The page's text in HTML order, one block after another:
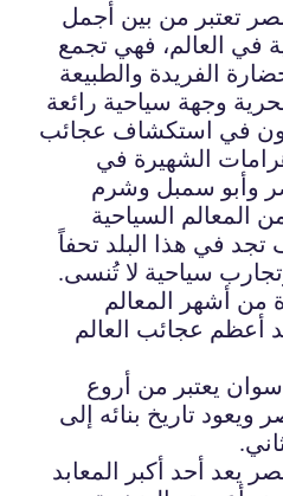
تعتبر من بين أجمل
في العالم، فهي تجمع
الفريدة والطبيعة
وجهة سياحية رائعة
في استكشاف عجائب
الشهيرة في
وأبو سمبل وشرم
المعالم السياحية
في هذا البلد تحفاً
سياحية لا تُنسى.
من أشهر المعالم
أعظم عجائب العالم
يعتبر من أروع
ويعود تاريخ بنائه إلى
يعد أحد أكبر المعابد